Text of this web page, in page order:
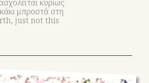
κυρίως
μπροστά στη
just not this